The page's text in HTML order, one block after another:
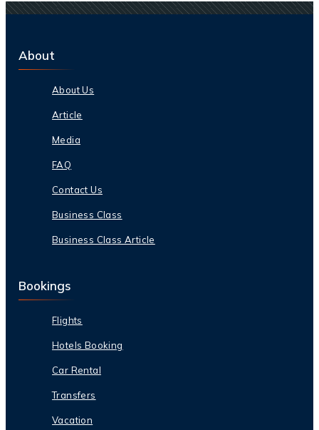
About
About Us
Article
Media
FAQ
Contact Us
Business Class
Business Class Article
Bookings
Flights
Hotels Booking
Car Rental
Transfers
Vacation